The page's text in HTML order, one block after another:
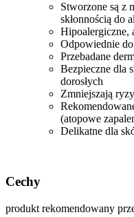
Stworzone są z
skłonnością do
Hipoalergiczne,
Odpowiednie
Przebadane
Bezpieczne dla
dorosłych
Zmniejszają
(atopowe
Delikatne dla
Cechy
produkt rekomendowany